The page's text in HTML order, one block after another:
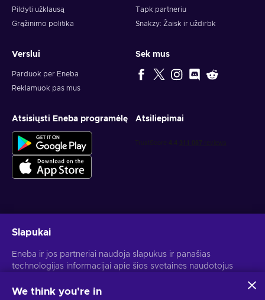
Pildyti užklausą
Grąžinimo politika
Tapk partneriu
Snakzy: Žaisk ir uždirbk
Verslui
Parduok per Eneba
Reklamuok pas mus
Sek mus
Atsisiųsti Eneba programėlę Atsiliepimai
Atšaukti prenumeratą gali bet kada. Daugiau informacijos rasi
Slapukai
Eneba ir jos partneriai naudoja slapukus ir panašias
technologijas informacijai apie šios svetainės naudotojus
pagerintume svetainės turinį, reklamą ir kitas paslaugas. Tavo
We think you're in